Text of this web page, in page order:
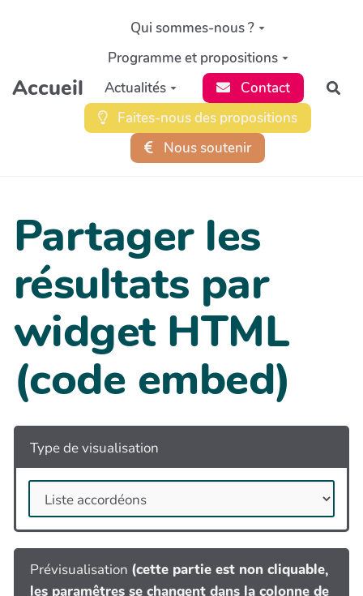
Aller au contenu principal
Accueil
Qui sommes-nous ?
Programme et propositions
Actualités
Contact
Faites-nous des propositions
Nous soutenir
Partager les
résultats par
widget HTML
(code embed)
Type de visualisation
Prévisualisation (cette partie est non cliquable,
les paramêtres se changent dans la colonne de